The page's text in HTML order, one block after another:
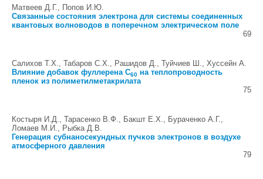
Матвеев Д.Г., Попов И.Ю.
Связанные состояния электрона для системы соединенных
квантовых волноводов в поперечном электрическом поле
69
Салихов Т.Х., Табаров С.Х., Рашидов Д., Туйчиев Ш., Хуссейн А.
Влияние добавок фуллерена C60 на теплопроводность
пленок из полиметилметакрилата
75
Костыря И.Д., Тарасенко В.Ф., Бакшт Е.Х., Бураченко А.Г.,
Ломаев М.И., Рыбка Д.В.
Генерация субнаносекундных пучков электронов в воздухе
атмосферного давления
79